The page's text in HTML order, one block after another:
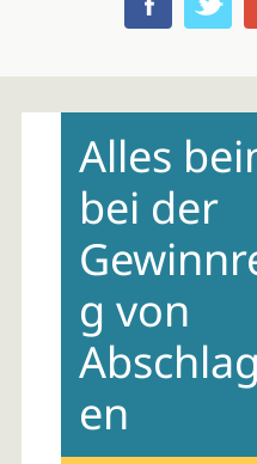
contentAlles
bei der
g von
en